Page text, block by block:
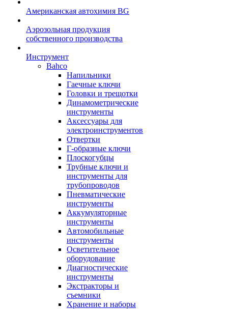
Американская автохимия BG
Аэрозольная продукция
собственного производства
Инструмент
Bahco
Напильники
Гаечные ключи
Головки и трещотки
Динамометрические
инструменты
Аксессуары для
электроинструментов
Отвертки
Г-образные ключи
Плоскогубцы
Трубные ключи и
инструменты для
трубопроводов
Пневматические
инструменты
Аккумуляторные
инструменты
Автомобильные
инструменты
Осветительное
оборудование
Диагностические
инструменты
Экстракторы и
съемники
Хранение и наборы